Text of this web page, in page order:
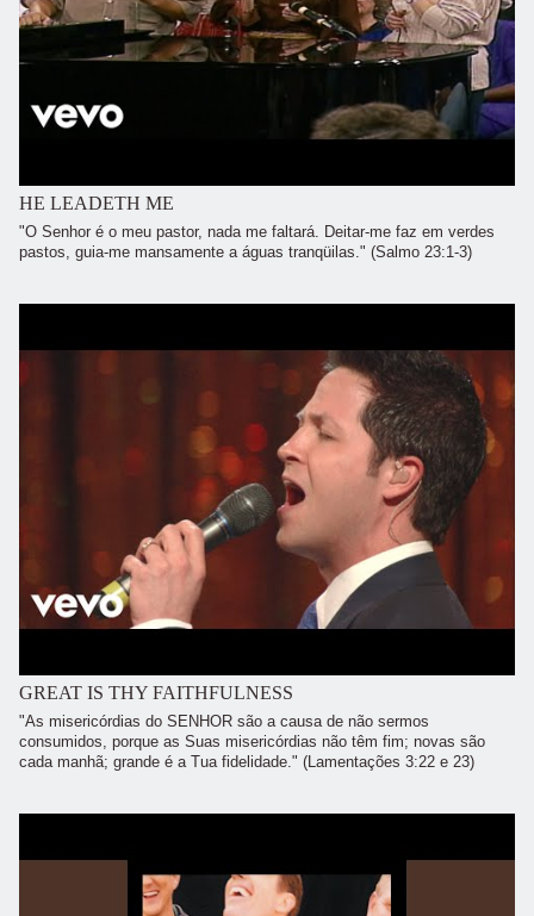
HE LEADETH ME
"O Senhor é o meu pastor, nada me faltará. Deitar-me faz em verdes
pastos, guia-me mansamente a águas tranqüilas." (Salmo 23:1-3)
GREAT IS THY FAITHFULNESS
"As misericórdias do SENHOR são a causa de não sermos
consumidos, porque as Suas misericórdias não têm fim; novas são
cada manhã; grande é a Tua fidelidade." (Lamentações 3:22 e 23)